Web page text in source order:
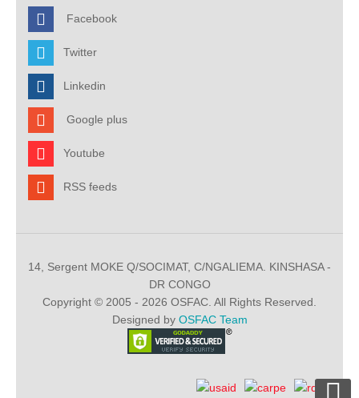
Facebook
Twitter
Linkedin
Google plus
Youtube
RSS feeds
14, Sergent MOKE Q/SOCIMAT, C/NGALIEMA. KINSHASA -
DR CONGO
Copyright © 2005 - 2026 OSFAC. All Rights Reserved.
Designed by OSFAC Team